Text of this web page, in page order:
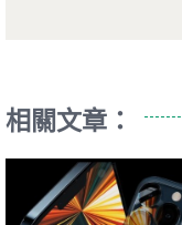
相關文章：